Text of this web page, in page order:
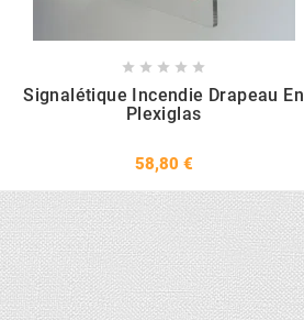
    
Signalétique Incendie Drapeau En
Plexiglas
58,80 €